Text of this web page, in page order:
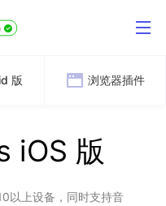
版 浏览器插件
iOS 版
以上设备，同时支持音